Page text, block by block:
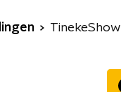
TinekeShow